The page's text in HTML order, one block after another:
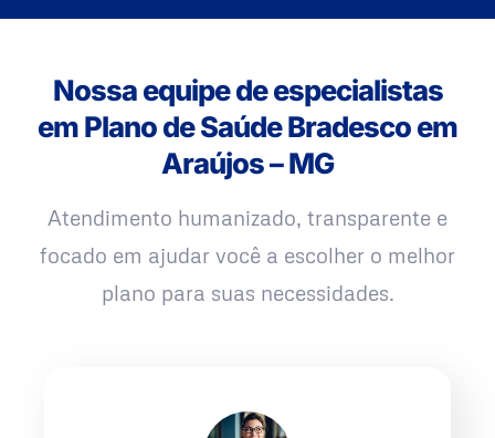
Nossa equipe de especialistas
em Plano de Saúde Bradesco em
Araújos – MG
Atendimento humanizado, transparente e
focado em ajudar você a escolher o melhor
plano para suas necessidades.